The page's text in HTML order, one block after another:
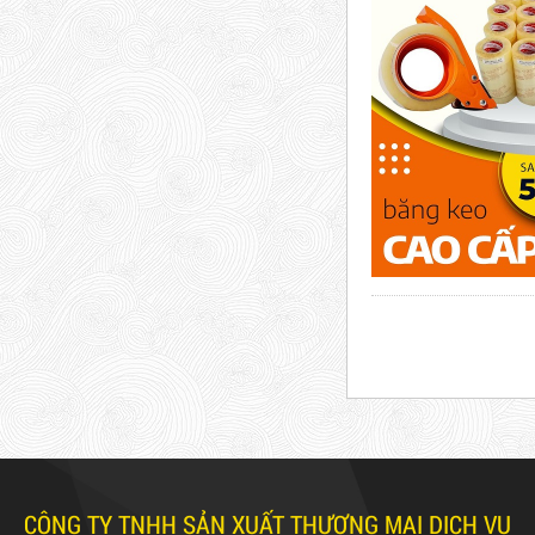
Dây Rút Nhựa Trắng Và Đen
10cm, 3*100
5,000 VNĐ 5,200 VNĐ
Mã sản phẩm: DR10
Hot
63,000 VNĐ 65,000 VNĐ
Dây rút nhựa trắng và đen
10cm, 3*100
5,000 VNĐ 5,200 VNĐ
Máy rút màng co
Máy cắt lõi giấy
CÔNG TY TNHH SẢN XUẤT THƯƠNG MẠI DỊCH VỤ